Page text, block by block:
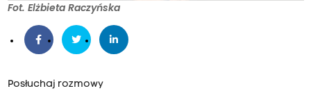
Fot. Elżbieta Raczyńska
Posłuchaj rozmowy